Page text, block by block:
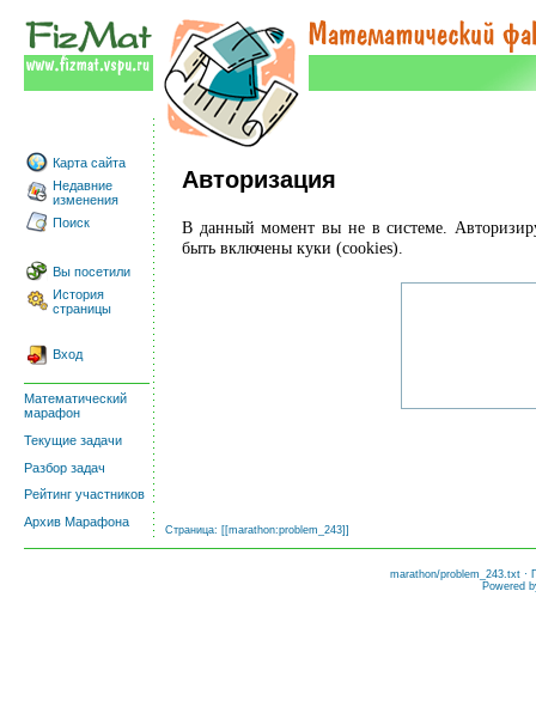
Карта сайта
Недавние
изменения
Поиск
Вы посетили
История
страницы
Вход
Математический
марафон
Текущие задачи
Разбор задач
Рейтинг участников
Архив Марафона
Авторизация
В данный момент вы не в системе.
быть включены куки (cookies).
Страница: [[marathon:problem_243]]
marathon/problem_243.txt·
Powered